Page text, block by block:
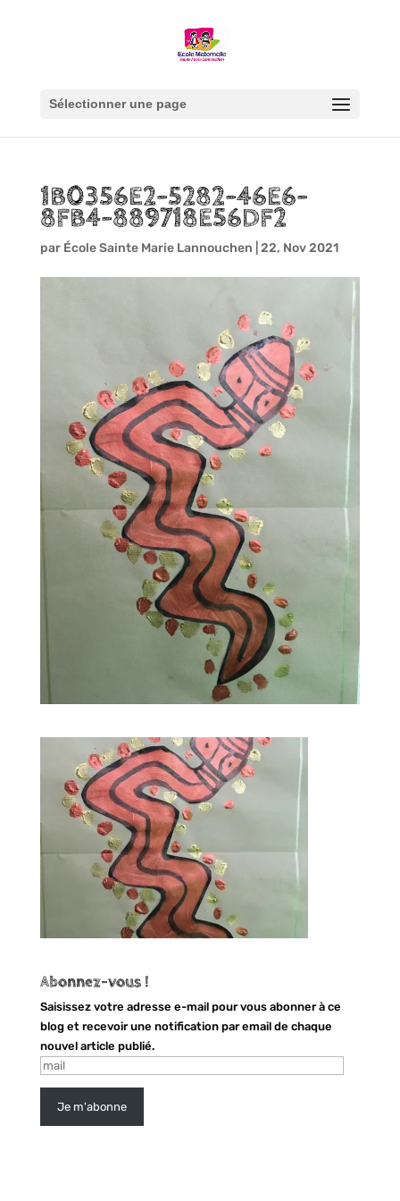
Sélectionner une page
1B0356E2-5282-46E6-
8FB4-889718E56DF2
par École Sainte Marie Lannouchen 22, Nov 2021
Abonnez-vous !
Saisissez votre adresse e-mail pour vous abonner à ce
blog et recevoir une notification par email de chaque
nouvel article publié.
mail
Je m'abonne